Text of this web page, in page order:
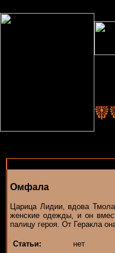
Омфала
Царица Лидии, вдова
женские одежды, и он
палицу героя. От Геракла
Статьи:
нет